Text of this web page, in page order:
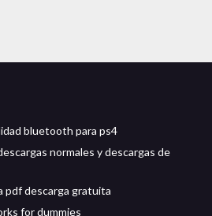
bluetooth para ps4
normales y descargas de
pdf descarga gratuita
for dummies